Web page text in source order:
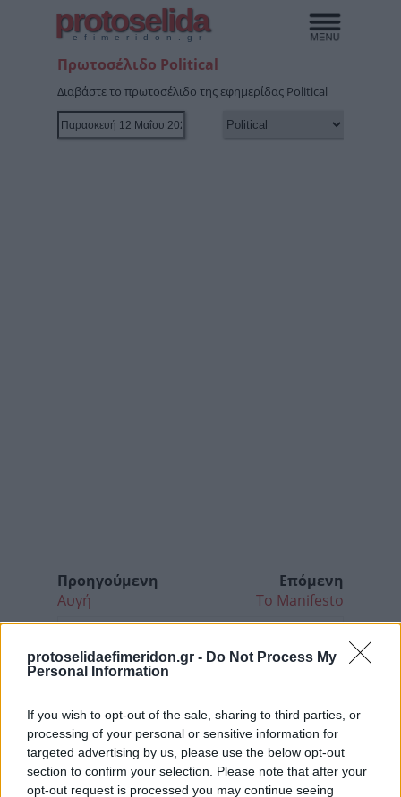
protoselidaefimeridon.gr - Do Not Process My
Personal Information
If you wish to opt-out of the sale, sharing to third parties, or
processing of your personal or sensitive information for
targeted advertising by us, please use the below opt-out
section to confirm your selection. Please note that after your
opt-out request is processed you may continue seeing
protoselida
efimeridon.gr
Πρωτοσέλιδο Political
Διαβάστε το πρωτοσέλιδο της εφημερίδας Political
Προηγούμενη
Αυγή
Επόμενη
Το Manifesto